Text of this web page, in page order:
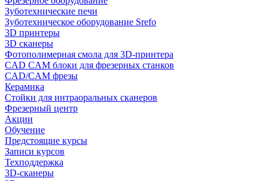
Зуботехнические печи
Зуботехническое оборудование Srefo
3D принтеры
3D сканеры
Фотополимерная смола для 3D-принтера
CAD CAM блоки для фрезерных станков
CAD/CAM фрезы
Керамика
Стойки для интраоральных сканеров
Фрезерный центр
Акции
Обучение
Предстоящие курсы
Записи курсов
Техподдержка
3D-сканеры